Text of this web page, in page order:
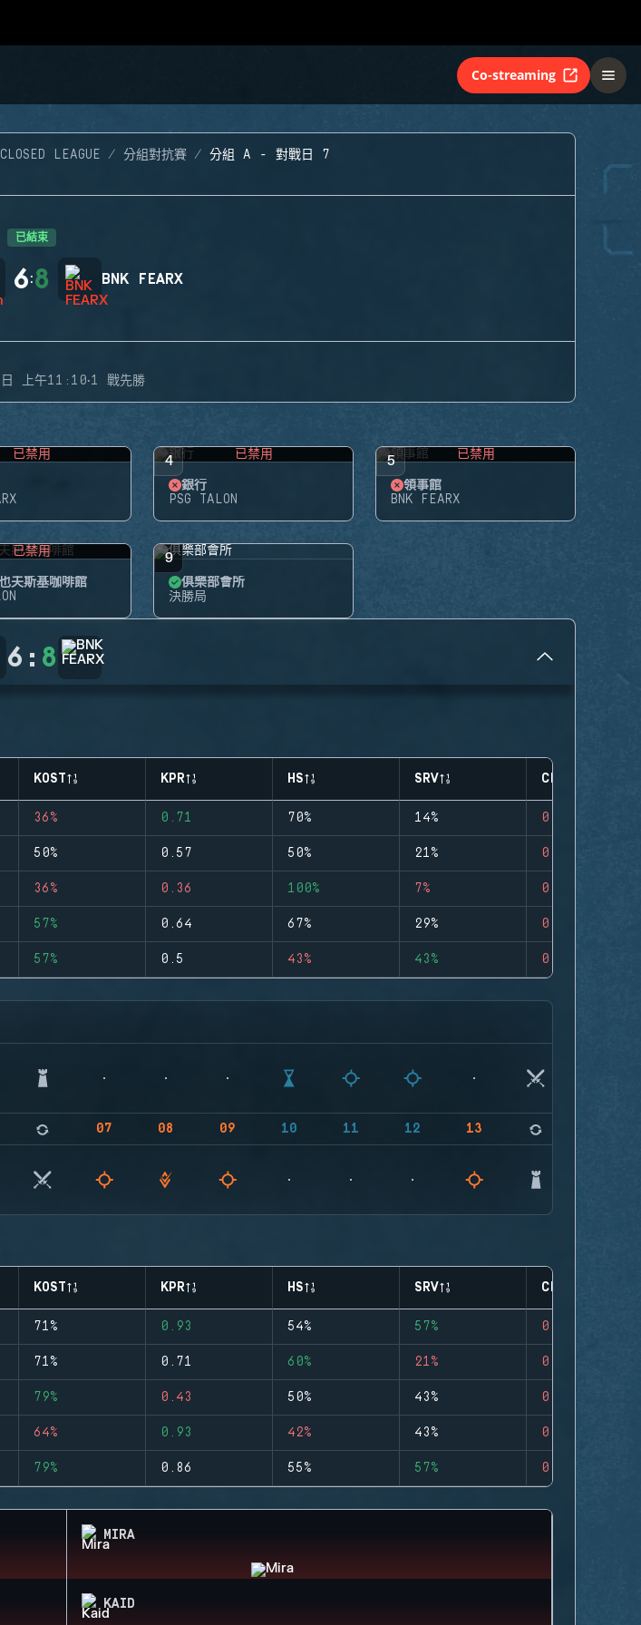
Co-streaming
LEAGUE 分組對抗賽 分組 A - 對戰日 7
已結束
6:8 BNK FEARX
上午11:10·1 戰先勝
已禁用 4 已禁用
銀行
PSG TALON
5 已禁用
領事館
BNK FEARX
已禁用
夫斯基咖啡館
9
俱樂部會所
決勝局
6 : 8
KOST KPR HS SRV CLUTCHES
36% 0.71 70% 14% 0
50% 0.57 50% 21% 0
36% 0.36 100% 7% 0
57% 0.64 67% 29% 0
57% 0.5 43% 43% 0
07 08 09 10 11 12 13
KOST KPR HS SRV CLUTCHES
71% 0.93 54% 57% 0
71% 0.71 60% 21% 0
79% 0.43 50% 43% 0
64% 0.93 42% 43% 0
79% 0.86 55% 57% 0
MIRA
KAID